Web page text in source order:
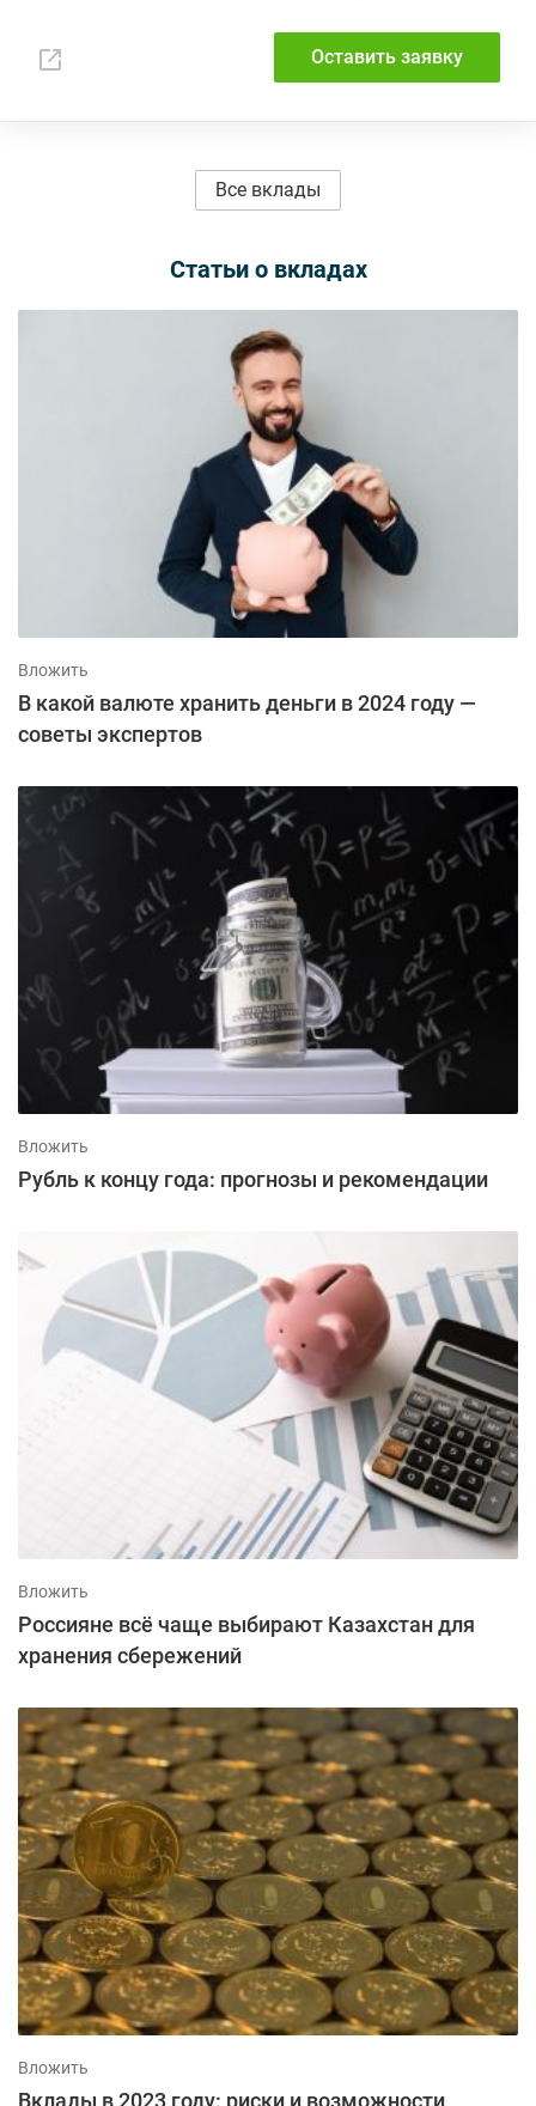
Оставить заявку
Все вклады
Статьи о вкладах
Вложить
В какой валюте хранить деньги в 2024 году —
советы экспертов
Вложить
Рубль к концу года: прогнозы и рекомендации
Вложить
Россияне всё чаще выбирают Казахстан для
хранения сбережений
Вложить